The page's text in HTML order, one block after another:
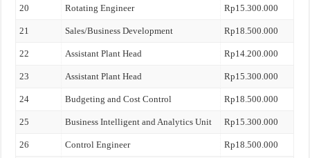
20 Rotating Engineer Rp15.300.000
21 Sales/Business Development Rp18.500.000
22 Assistant Plant Head Rp14.200.000
23 Assistant Plant Head Rp15.300.000
24 Budgeting and Cost Control Rp18.500.000
25 Business Intelligent and Analytics Unit Rp15.300.000
26 Control Engineer Rp18.500.000